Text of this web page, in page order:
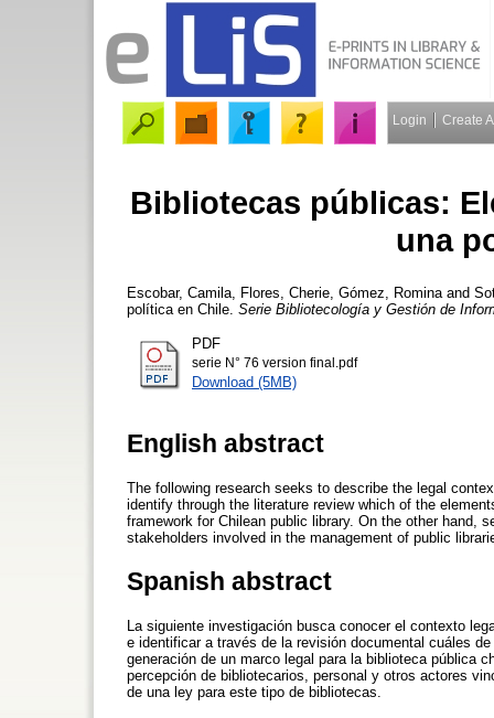
Login Create
Bibliotecas públicas:
una
Escobar, Camila Flores, Cherie Gómez, Romina and
política en Chile. Serie Bibliotecología y Gestión de
PDF
serie N° 76 version final.pdf
Download (5MB)
English abstract
The following research seeks to describe the legal
identify through the literature review which of the
framework for Chilean public library. On the other hand,
stakeholders involved in the management of public
Spanish abstract
La siguiente investigación busca conocer el contexto
e identificar a través de la revisión documental cuáles
generación de un marco legal para la biblioteca pública
percepción de bibliotecarios, personal y otros actores
de una ley para este tipo de bibliotecas.